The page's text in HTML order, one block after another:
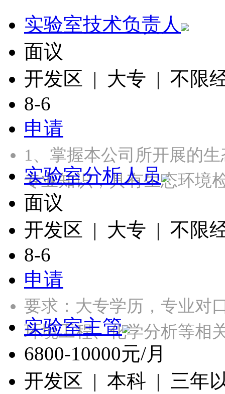
实验室技术负责人
面议
开发区 | 大专 | 不限
8-6
申请
1、掌握本公司所开展的
专业知识，具有生态环
实验室分析人员
面议
开发区 | 大专 | 不限
8-6
申请
要求：大专学历，专业对
环境工程、化学分析等
实验室主管
6800-10000元/月
开发区 | 本科 | 三年